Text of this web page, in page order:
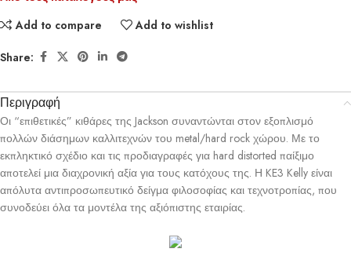
Add to compare
Add to wishlist
Share:
Περιγραφή
Οι “επιθετικές” κιθάρες της Jackson συναντώνται στον εξοπλισμό
πολλών διάσημων καλλιτεχνών του metal/hard rock χώρου. Με το
εκπληκτικό σχέδιο και τις προδιαγραφές για hard distorted παίξιμο
αποτελεί μια διαχρονική αξία για τους κατόχους της. Η KE3 Kelly είναι
απόλυτα αντιπροσωπευτικό δείγμα φιλοσοφίας και τεχνοτροπίας, που
συνοδεύει όλα τα μοντέλα της αξιόπιστης εταιρίας.